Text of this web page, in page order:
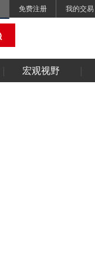
免费注册 我的交易
宏观视野